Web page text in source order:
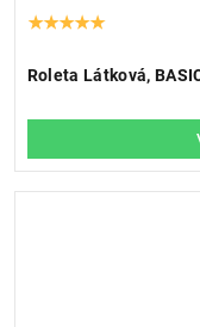
Roleta Látková,